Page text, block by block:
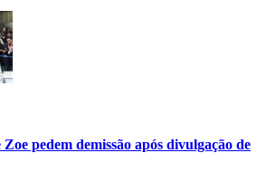
pedem demissão após divulgação de